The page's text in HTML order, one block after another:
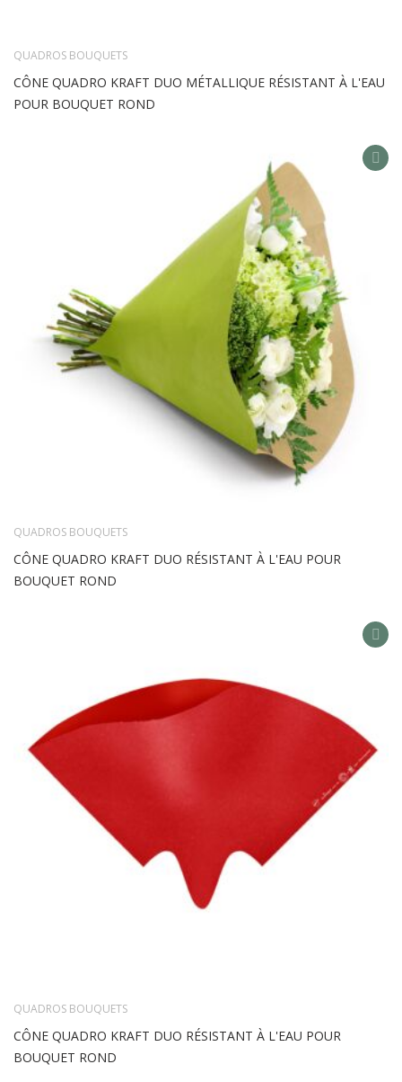
QUADROS BOUQUETS
CÔNE QUADRO KRAFT DUO MÉTALLIQUE RÉSISTANT À L'EAU
POUR BOUQUET ROND
ADD
QUADROS BOUQUETS
CÔNE QUADRO KRAFT DUO RÉSISTANT À L'EAU POUR
BOUQUET ROND
ADD
QUADROS BOUQUETS
CÔNE QUADRO KRAFT DUO RÉSISTANT À L'EAU POUR
BOUQUET ROND